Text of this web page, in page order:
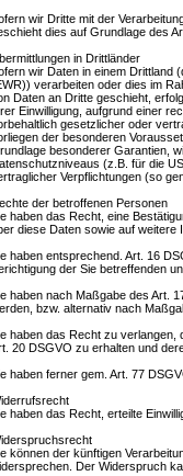
wir Dritte mit der
dies auf Grundlage des
in Drittländer
wir Daten in einem Drittland
verarbeiten oder dies im
Daten an Dritte geschieht,
Einwilligung, aufgrund einer
gesetzlicher oder
der besonderen
besonderer Garantien,
(z.B. für die
Verpflichtungen (so
der betroffenen Personen
haben das Recht, eine
diese Daten sowie auf weitere
haben entsprechend. Art. 16
der Sie betreffenden
haben nach Maßgabe des Art.
bzw. alternativ nach
haben das Recht zu verlangen,
20 DSGVO zu erhalten und
haben ferner gem. Art. 77
haben das Recht, erteilte
können der künftigen
Der Widerspruch